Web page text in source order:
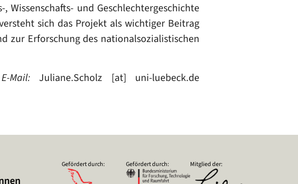
und Geschlechtergeschichte
sich das Projekt als wichtiger Beitrag
zur Erforschung des nationalsozialistischen
Mail:Juliane.Scholz [at] uni-luebeck.de
Gefördert durch: Gefördert durch: Mitglied der: